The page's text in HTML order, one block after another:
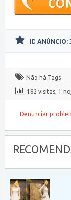
ID ANÚNCIO:
Não há Tags
182 visitas, 1
Denunciar